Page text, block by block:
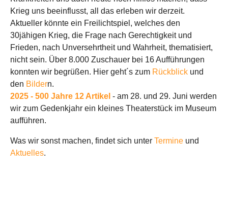
Krieg uns beeinflusst, all das erleben wir derzeit.
Aktueller könnte ein Freilichtspiel, welches den
30jähigen Krieg, die Frage nach Gerechtigkeit und
Frieden, nach Unversehrtheit und Wahrheit, thematisiert,
nicht sein. Über 8.000 Zuschauer bei 16 Aufführungen
konnten wir begrüßen. Hier geht´s zum Rückblick und
den Bildern.
2025 - 500 Jahre 12 Artike - am 28. und 29. Juni werden
wir zum Gedenkjahr ein kleines Theaterstück im Museum
aufführen.
Was wir sonst machen, findet sich unter Termine und
Aktuelles.